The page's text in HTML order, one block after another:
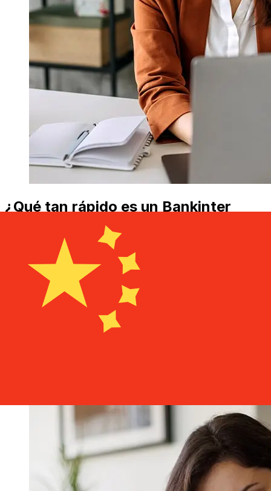
¿Qué tan rápido es un Bankinter
Portugal EUR para CNY
transferencia?
Los tiempos de entrega para transferencias
internacionales con Bankinter Portugal de Países
Miembros del Euro a China varían según el método de
pago y el momento de la transacción. Normalmente, las
transferencias bancarias internacionales tardan entre 1
y 5 días laborables. Factores como los festivos